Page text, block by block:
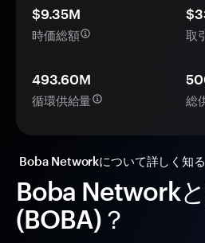
Boba Network
(BOBA)？
$9.35M
時価総額 取
493.60M
循環供給量 総
Boba Networkについて詳しく知る